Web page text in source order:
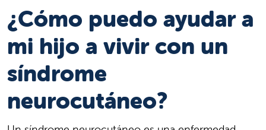
¿Cómo puedo ayudar a
mi hijo a vivir con un
síndrome
neurocutáneo?